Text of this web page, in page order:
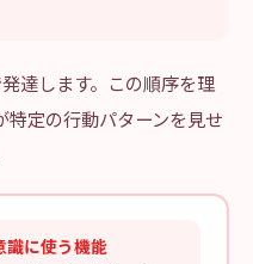
達します。この順序を理
定の行動パターンを見せ
識に使う機能